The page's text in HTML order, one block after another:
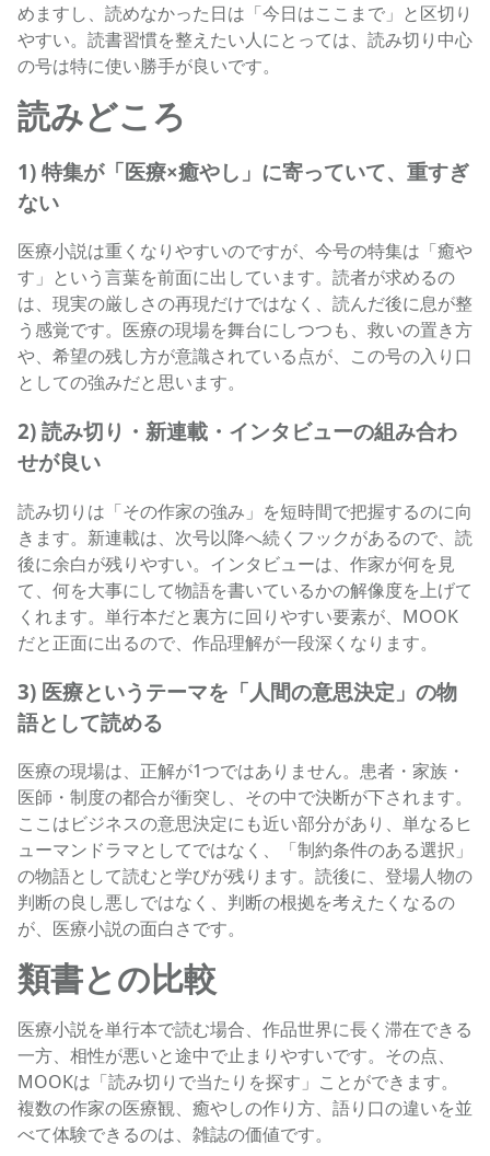
めますし、読めなかった日は「今日はここまで」と区切り
やすい。読書習慣を整えたい人にとっては、読み切り中心
の号は特に使い勝手が良いです。
読みどころ
1) 特集が「医療×癒やし」に寄っていて、重すぎ
ない
医療小説は重くなりやすいのですが、今号の特集は「癒や
す」という言葉を前面に出しています。読者が求めるの
は、現実の厳しさの再現だけではなく、読んだ後に息が整
う感覚です。医療の現場を舞台にしつつも、救いの置き方
や、希望の残し方が意識されている点が、この号の入り口
としての強みだと思います。
2) 読み切り・新連載・インタビューの組み合わ
せが良い
読み切りは「その作家の強み」を短時間で把握するのに向
きます。新連載は、次号以降へ続くフックがあるので、読
後に余白が残りやすい。インタビューは、作家が何を見
て、何を大事にして物語を書いているかの解像度を上げて
くれます。単行本だと裏方に回りやすい要素が、MOOK
だと正面に出るので、作品理解が一段深くなります。
3) 医療というテーマを「人間の意思決定」の物
語として読める
医療の現場は、正解が1つではありません。患者・家族・
医師・制度の都合が衝突し、その中で決断が下されます。
ここはビジネスの意思決定にも近い部分があり、単なるヒ
ューマンドラマとしてではなく、「制約条件のある選択」
の物語として読むと学びが残ります。読後に、登場人物の
判断の良し悪しではなく、判断の根拠を考えたくなるの
が、医療小説の面白さです。
類書との比較
医療小説を単行本で読む場合、作品世界に長く滞在できる
一方、相性が悪いと途中で止まりやすいです。その点、
MOOKは「読み切りで当たりを探す」ことができます。
複数の作家の医療観、癒やしの作り方、語り口の違いを並
べて体験できるのは、雑誌の価値です。